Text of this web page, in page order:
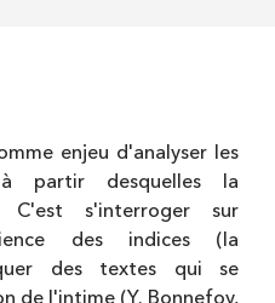
enjeu d'analyser les
à partir desquelles la
C'est s'interroger sur
des indices (la
des textes qui se
de l'intime (Y. Bonnefoy,